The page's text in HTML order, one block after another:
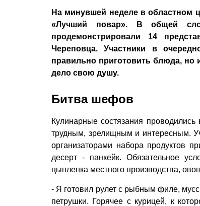
На минувшей неделе в областном
«Лучший повар». В общей
продемонстрировали 14
Череповца. Участники в
правильно приготовить блюда, но
дело свою душу.
Битва шефов
Кулинарные состязания
трудным, зрелищным и интересным.
организаторами набора продуктов
десерт - панкейк. Обязательное
цыпленка местного производства,
- Я готовил рулет с рыбным филе, мусс
петрушки. Горячее с курицей, к